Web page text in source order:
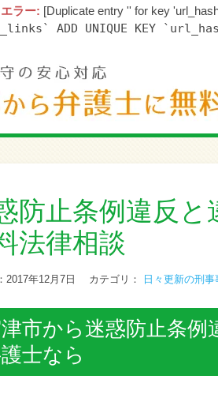
ラー: [Duplicate entry '' for key
ADD UNIQUE KEY
防止条例違反
法律相談
2017年12月7日 カテゴリ： 日々更新の刑
市から迷惑防止条
士なら